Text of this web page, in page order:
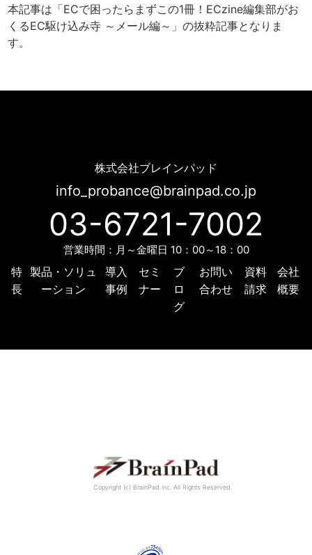
本記事は「ECで困ったらまずこの1冊！ECzine編集部がお
くるEC駆け込み寺 ～メール編～」の抜粋記事となりま
す。
株式会社ブレインパッド
info_probance@brainpad.co.jp
03-6721-7002
営業時間：月～金曜日 10：00～18：00
特
長
製品・ソリュ
ーション
導入
事例
セミ
ナー
ブ
ロ
グ
お問い
合わせ
資料
請求
会社
概要
Copyright (c) BrainPad lnc. All Rights Reserved.